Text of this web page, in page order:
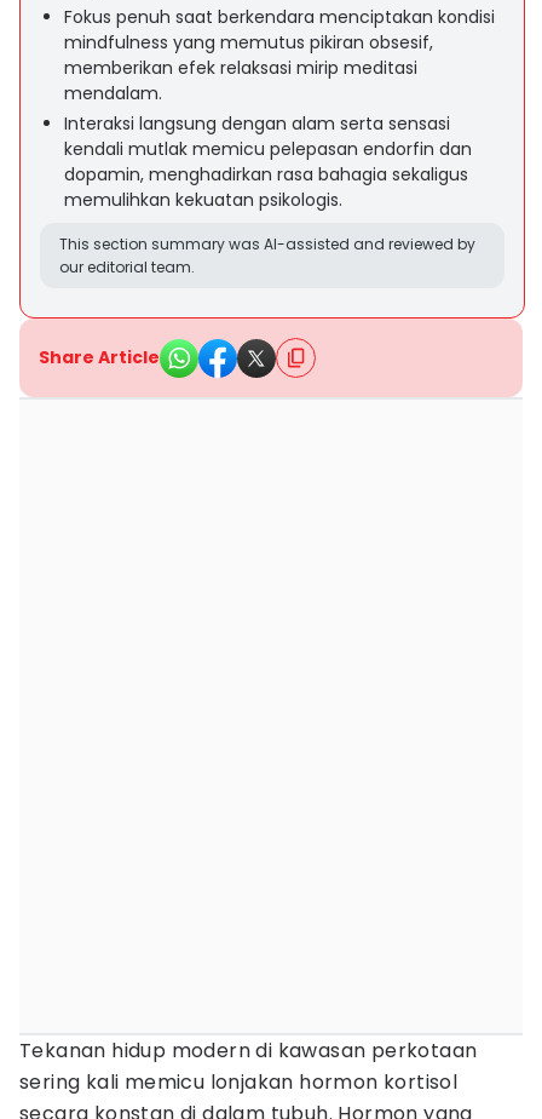
Fokus penuh saat berkendara menciptakan kondisi
mindfulness yang memutus pikiran obsesif,
memberikan efek relaksasi mirip meditasi
mendalam.
Interaksi langsung dengan alam serta sensasi
kendali mutlak memicu pelepasan endorfin dan
dopamin, menghadirkan rasa bahagia sekaligus
memulihkan kekuatan psikologis.
This section summary was AI-assisted and reviewed by
our editorial team.
Share Article
Tekanan hidup modern di kawasan perkotaan
sering kali memicu lonjakan hormon kortisol